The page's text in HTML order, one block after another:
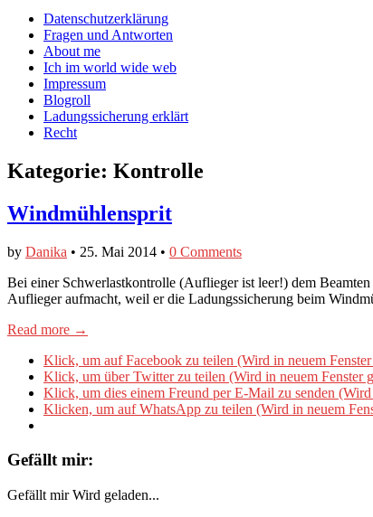
Facebook
anzeigen
Twitter
anzeigen
auf
Instagram
anzeigen
Main
menu
Skip
content
Datenschutzerklärung
Fragen und Antworten
About me
Ich im world wide web
Impressum
Blogroll
Ladungssicherung erklärt
Recht
Kategorie: Kontrolle
Windmühlensprit
by Danika • 25. Mai 2014 • 0 Comments
Bei einer Schwerlastkontrolle (Auflieger ist leer!) dem
Auflieger aufmacht, weil er die Ladungssicherung beim
Read more →
Klick, um auf Facebook zu teilen (Wird in neuem
Klick, um über Twitter zu teilen (Wird in neuem Fenster
Klick, um dies einem Freund per E-Mail zu senden
Klicken, um auf WhatsApp zu teilen (Wird in neuem
Gefällt mir:
Gefällt mir Wird geladen...